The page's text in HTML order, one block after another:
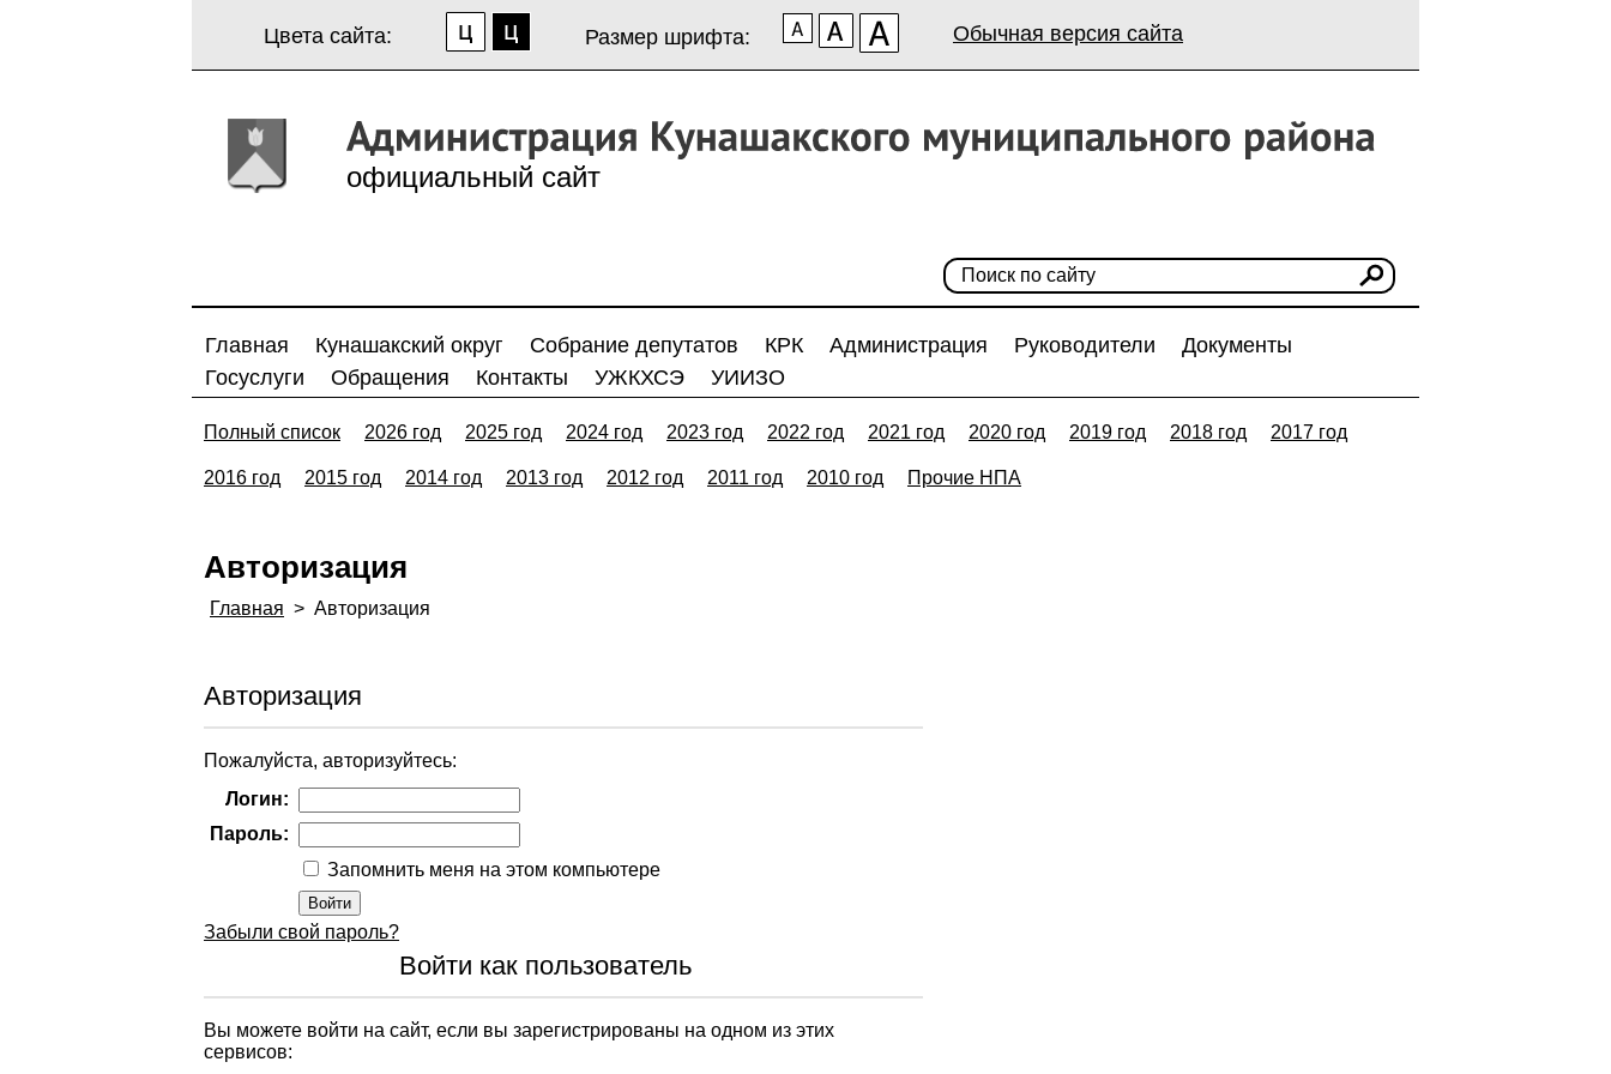
Цвета сайта: Размер шрифта: Обычная версия сайта
официальный сайт
Главная Кунашакский округ Собрание депутатов КРК Администрация Руководители
Документы
Госуслуги
Обращения Контакты УЖКХСЭ УИИЗО
Полный список 2026 год 2025 год 2024 год 2023 год 2022 год 2021 год 2020 год 2019 год 2018 год 2017 год
2016 год 2015 год 2014 год 2013 год 2012 год 2011 год 2010 год Прочие НПА
Авторизация
Главная > Авторизация
Авторизация
Пожалуйста, авторизуйтесь:
Логин:
Пароль:
Запомнить меня на этом компьютере
Забыли свой пароль?
Войти как пользователь
Вы можете войти на сайт, если вы зарегистрированы на одном из этих
сервисов: